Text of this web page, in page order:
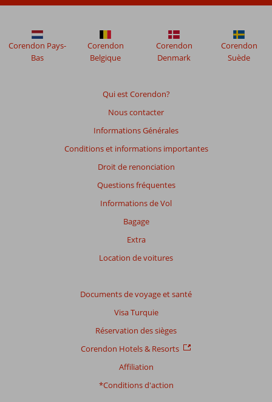
mois
sont
plus
affichés
présentés.
Qui est Corendon?
Nous contacter
Informations Générales
Conditions et informations importantes
Droit de renonciation
Questions fréquentes
Informations de Vol
Bagage
Extra
Location de voitures
Documents de voyage et santé
Visa Turquie
Réservation des sièges
Corendon Hotels & Resorts
Affiliation
*Conditions d'action
Corendon Pays-
Bas
Corendon
Belgique
Corendon
Denmark
Corendon
Suède